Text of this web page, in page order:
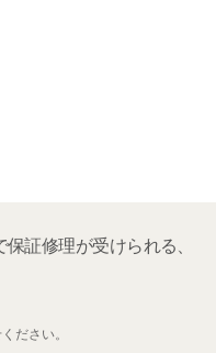
証修理が受けられる、
ださい。